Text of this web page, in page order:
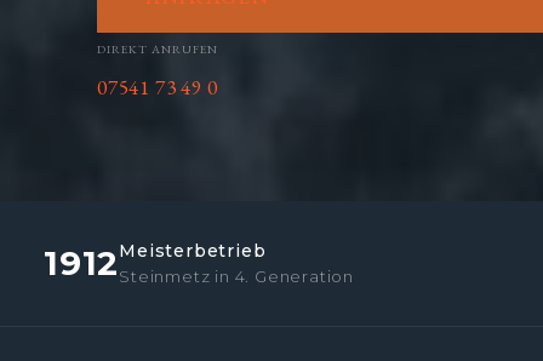
DIREKT ANRUFEN
07541 73 49 0
1912Meisterbetrieb
Steinmetz in 4. Generation